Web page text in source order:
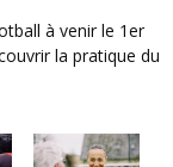
la pratique du